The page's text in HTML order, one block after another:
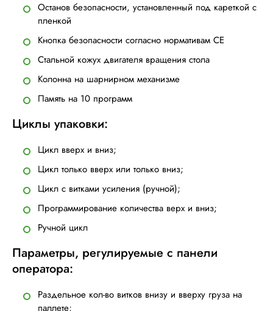
Останов безопасности, установленный под кареткой с
пленкой
Кнопка безопасности согласно нормативам CE
Стальной кожух двигателя вращения стола
Колонна на шарнирном механизме
Память на 10 программ
Циклы упаковки:
Цикл вверх и вниз;
Цикл только вверх или только вниз;
Цикл с витками усиления (ручной);
Программирование количества верх и вниз;
Ручной цикл
Параметры, регулируемые с панели
оператора:
Раздельное кол-во витков внизу и вверху груза на
паллете;